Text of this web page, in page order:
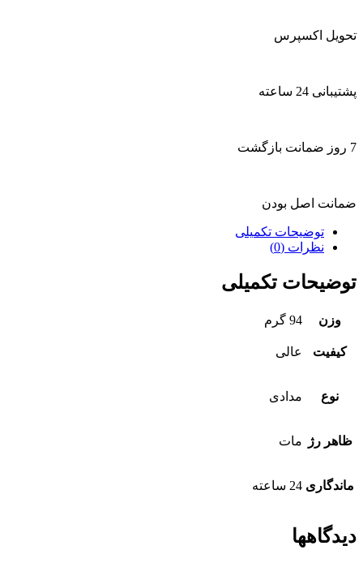
تحویل اکسپرس
پشتیبانی 24 ساعته
7 روز ضمانت بازگشت
ضمانت اصل بودن
توضیحات تکمیلی
نظرات (0)
توضیحات تکمیلی
وزن 94 گرم
کیفیت عالی
نوع مدادی
ظاهر رژ مات
ماندگاری 24 ساعته
دیدگاهها